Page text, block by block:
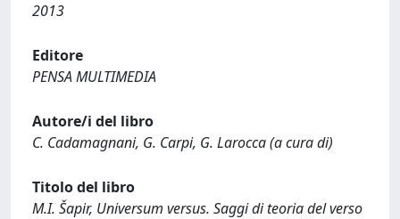
2013
Editore
PENSA MULTIMEDIA
Autore/i del libro
C. Cadamagnani, G. Carpi, G. Larocca (a cura di)
Titolo del libro
M.I. Šapir, Universum versus. Saggi di teoria del verso